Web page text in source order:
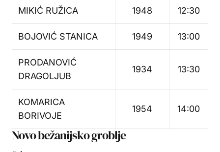
MIKIĆ RUŽICA 1948 12:30
BOJOVIĆ STANICA 1949 13:00
PRODANOVIĆ
DRAGOLJUB
1934 13:30
KOMARICA
BORIVOJE
1954 14:00
Novo bežanijsko groblje